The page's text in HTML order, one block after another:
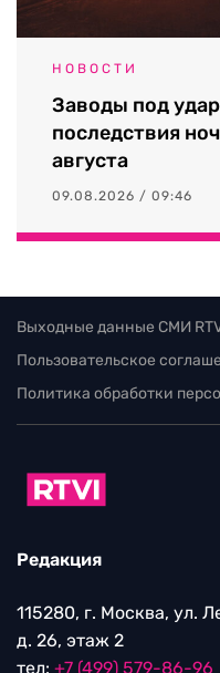
НОВОСТИ
Заводы под
последствия
августа
09.08.2026 / 09:46
Выходные данные СМИ
Пользовательское
Политика обработки
Редакция
115280, г. Москва, ул.
д. 26, этаж 2
тел: +7 (499) 579-86-96